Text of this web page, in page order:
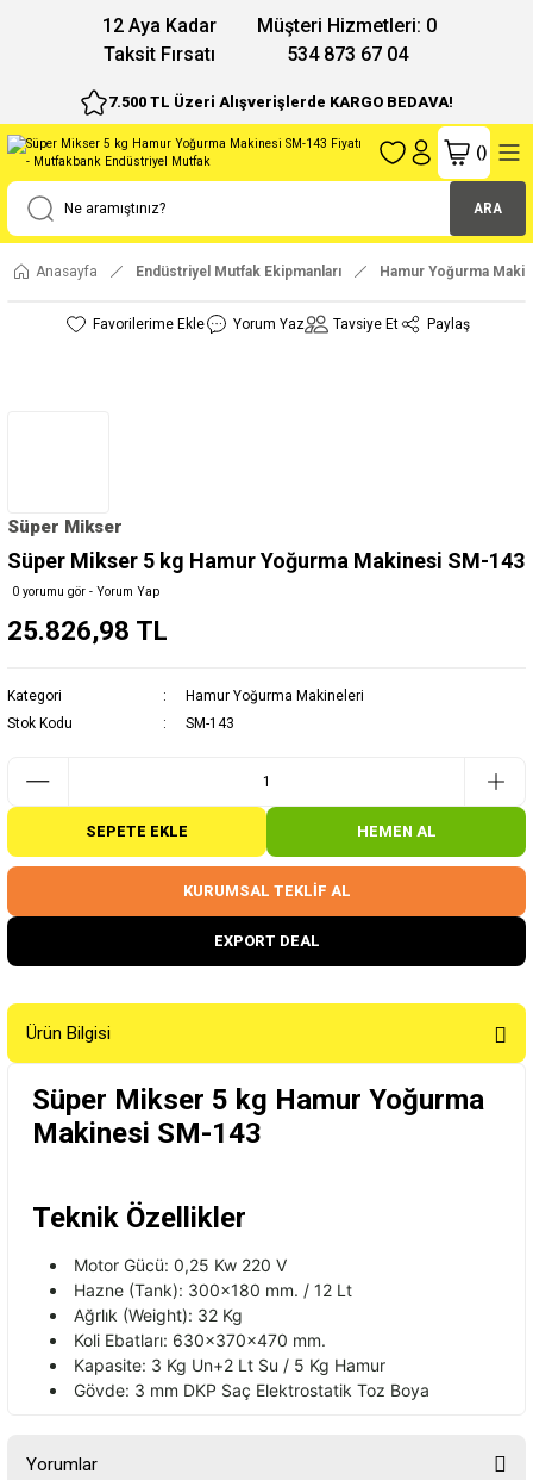
12 Aya Kadar
Taksit Fırsatı
Müşteri Hizmetleri: 0
534 873 67 04
7.500 TL Üzeri Alışverişlerde KARGO BEDAVA!
ARA
()
Anasayfa Endüstriyel Mutfak Ekipmanları Hamur Yoğurma
Yorum Yaz Tavsiye Et Paylaş
Süper Mikser
Süper Mikser 5 kg Hamur Yoğurma Makinesi SM-143
0 yorumu gör - Yorum Yap
25.826,98 TL
Kategori
Hamur Yoğurma Makineleri
Stok Kodu
SM-143
SEPETE EKLE HEMEN AL
KURUMSAL TEKLİF AL
EXPORT DEAL
Ürün Bilgisi
Süper Mikser 5 kg Hamur Yoğurma
Makinesi SM-143
Teknik Özellikler
Motor Gücü: 0,25 Kw 220 V
Hazne (Tank): 300×180 mm. / 12 Lt
Ağrlık (Weight): 32 Kg
Koli Ebatları: 630x370x470 mm.
Kapasite: 3 Kg Un+2 Lt Su / 5 Kg Hamur
Gövde: 3 mm DKP Saç Elektrostatik Toz Boya
Yorumlar